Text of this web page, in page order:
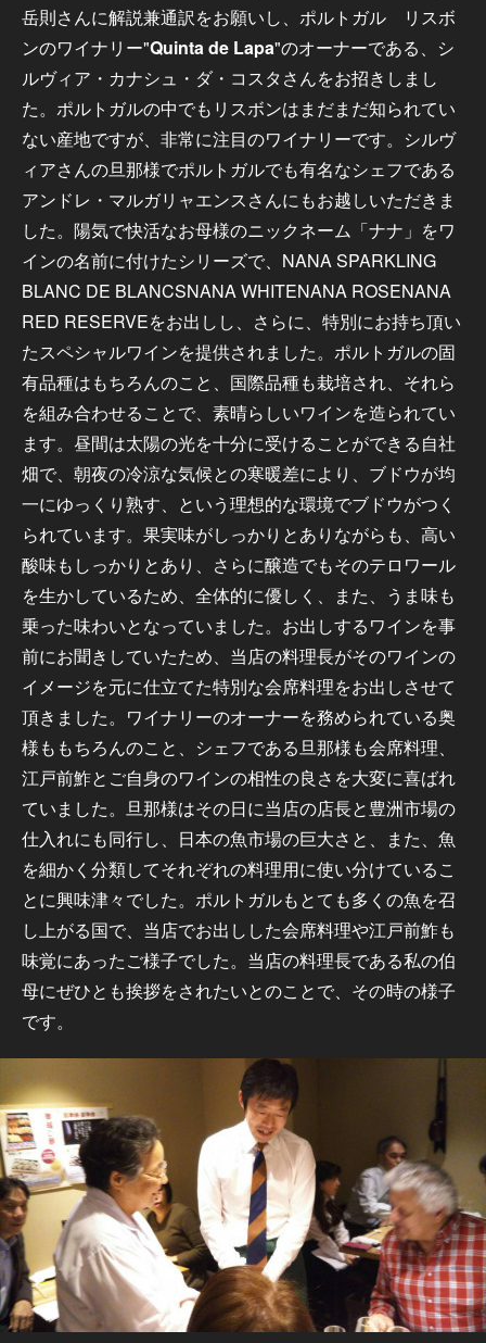
岳則さんに解説兼通訳をお願いし、ポルトガル リスボ
ンのワイナリー"Quinta de Lapa"のオーナーである、シ
ルヴィア・カナシュ・ダ・コスタさんをお招きしまし
た。ポルトガルの中でもリスボンはまだまだ知られてい
ない産地ですが、非常に注目のワイナリーです。シルヴ
ィアさんの旦那様でポルトガルでも有名なシェフである
アンドレ・マルガリャエンスさんにもお越しいただきま
した。陽気で快活なお母様のニックネーム「ナナ」をワ
インの名前に付けたシリーズで、NANA SPARKLING
BLANC DE BLANCSNANA WHITENANA ROSENANA
RED RESERVEをお出しし、さらに、特別にお持ち頂い
たスペシャルワインを提供されました。ポルトガルの固
有品種はもちろんのこと、国際品種も栽培され、それら
を組み合わせることで、素晴らしいワインを造られてい
ます。昼間は太陽の光を十分に受けることができる自社
畑で、朝夜の冷涼な気候との寒暖差により、ブドウが均
一にゆっくり熟す、という理想的な環境でブドウがつく
られています。果実味がしっかりとありながらも、高い
酸味もしっかりとあり、さらに醸造でもそのテロワール
を生かしているため、全体的に優しく、また、うま味も
乗った味わいとなっていました。お出しするワインを事
前にお聞きしていたため、当店の料理長がそのワインの
イメージを元に仕立てた特別な会席料理をお出しさせて
頂きました。ワイナリーのオーナーを務められている奥
様ももちろんのこと、シェフである旦那様も会席料理、
江戸前鮓とご自身のワインの相性の良さを大変に喜ばれ
ていました。旦那様はその日に当店の店長と豊洲市場の
仕入れにも同行し、日本の魚市場の巨大さと、また、魚
を細かく分類してそれぞれの料理用に使い分けているこ
とに興味津々でした。ポルトガルもとても多くの魚を召
し上がる国で、当店でお出しした会席料理や江戸前鮓も
味覚にあったご様子でした。当店の料理長である私の伯
母にぜひとも挨拶をされたいとのことで、その時の様子
です。